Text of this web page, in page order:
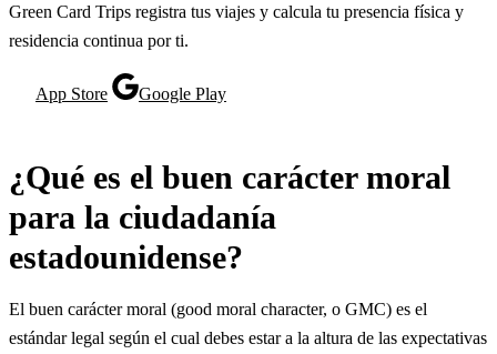
Green Card Trips registra tus viajes y calcula tu presencia física y
residencia continua por ti.
App Store Google Play
¿Qué es el buen carácter moral
para la ciudadanía
estadounidense?
El buen carácter moral (good moral character, o GMC) es el
estándar legal según el cual debes estar a la altura de las expectativas